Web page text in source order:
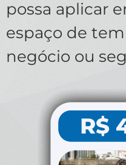
possa aplicar
espaço de
negócio ou